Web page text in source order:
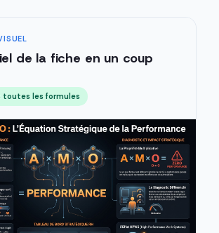
de la fiche en un coup
toutes les formules